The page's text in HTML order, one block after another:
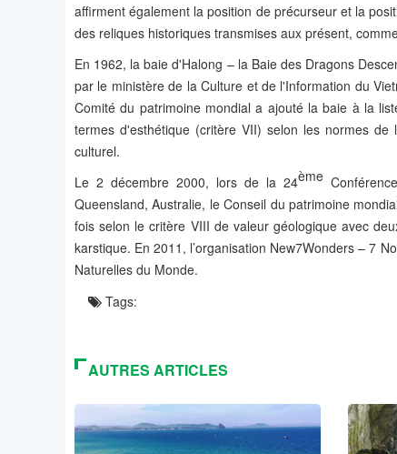
affirment également la position de précurseur et la
des reliques historiques transmises aux présent,
En 1962, la baie d'Halong – la Baie des Dragons
par le ministère de la Culture et de l'Information du
Comité du patrimoine mondial a ajouté la baie à la
termes d'esthétique (critère VII) selon les normes
culturel.
Le 2 décembre 2000, lors de la 24ème
Queensland, Australie, le Conseil du patrimoine
fois selon le critère VIII de valeur géologique avec
karstique. En 2011, l’organisation New7Wonders – 7
Naturelles du Monde.
Tags:
AUTRES ARTICLES